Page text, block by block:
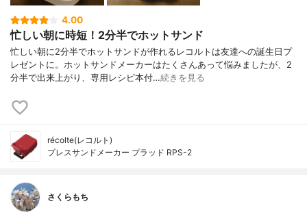
4.00
忙しい朝に時短！2分半でホットサンド
忙しい朝に2分半でホットサンドが作れるレコルトは友達への誕生日プ
レゼントに。ホットサンドメーカーはたくさんあって悩みましたが、2
分半で出来上がり、専用レシピ本付…続きを見る
récolte(レコルト)
プレスサンドメーカー プラッド RPS-2
さくらもち